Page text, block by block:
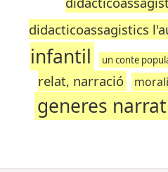
didacticoassagistics
infantil
un conte
relat, narració
generes